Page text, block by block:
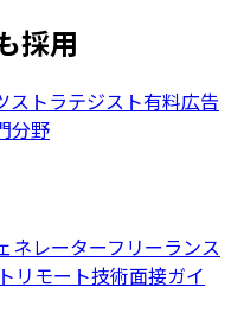
採用
ストラテジスト有料広告
分野
ネレーターフリーランス
リモート技術面接ガイ